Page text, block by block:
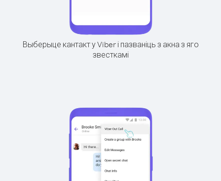
Выберыце кантакт у Viber і пазваніць з акна з яго
звесткамі